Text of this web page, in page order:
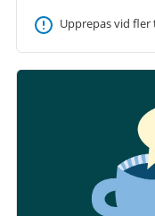
Upprepas vid fler